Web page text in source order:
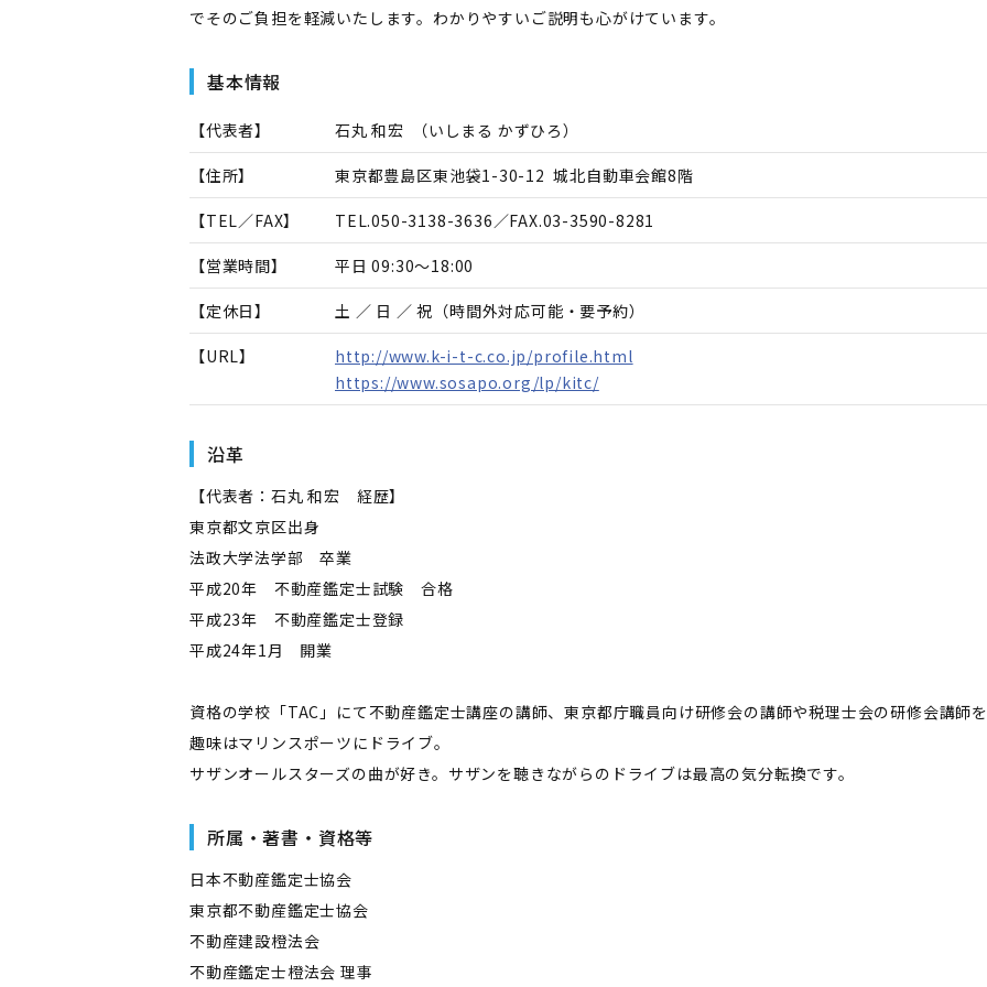
でそのご負担を軽減いたします。わかりやすいご説明も心がけています。
基本情報
【代表者】 石丸 和宏 （いしまる かずひろ）
【住所】 東京都豊島区東池袋1-30-12 城北自動車会館8階
【TEL／FAX】 TEL.050-3138-3636／FAX.03-3590-8281
【営業時間】 平日 09:30～18:00
【定休日】 土 ／ 日 ／ 祝（時間外対応可能・要予約）
【URL】
http://www.k-i-t-c.co.jp/profile.html
https://www.sosapo.org/lp/kitc/
沿革
【代表者：石丸 和宏 経歴】
東京都文京区出身
法政大学法学部 卒業
平成20年 不動産鑑定士試験 合格
平成23年 不動産鑑定士登録
平成24年1月 開業
資格の学校「TAC」にて不動産鑑定士講座の講師、東京都庁職員向け研修会の講師や税理士会の研修会講師
趣味はマリンスポーツにドライブ。
サザンオールスターズの曲が好き。サザンを聴きながらのドライブは最高の気分転換です。
所属・著書・資格等
日本不動産鑑定士協会
東京都不動産鑑定士協会
不動産建設橙法会
不動産鑑定士橙法会 理事